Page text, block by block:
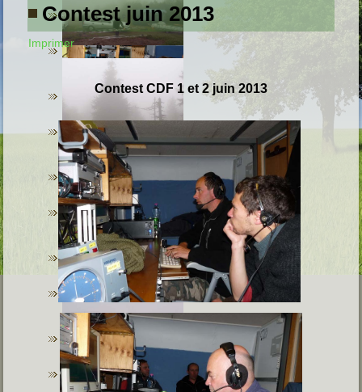
Contest juin 2013
Imprimer
ContestCDF 1 et 2 juin 2013